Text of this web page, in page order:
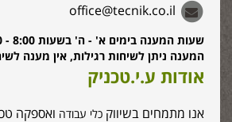
office@tecnik.co.il
שעות המענה בימים א' - ה' בשעות 8:00 - 16:00
המענה ניתן לשיחות רגילות, אין מענה
אודות ע.י.טכניק
אנו מתמחים בשיווק כלי עבודה ואספקה